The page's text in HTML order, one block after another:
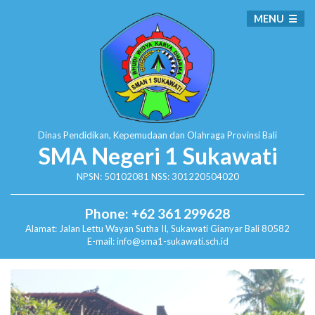
Dinas Pendidikan, Kepemudaan dan Olahraga Provinsi Bali
SMA Negeri 1 Sukawati
NPSN: 50102081 NSS: 301220504020
Phone: +62 361 299628
Alamat: Jalan Lettu Wayan Sutha II, SukawatiGianyar Bali 80582
E-mail: info@sma1-sukawati.sch.id
MENU